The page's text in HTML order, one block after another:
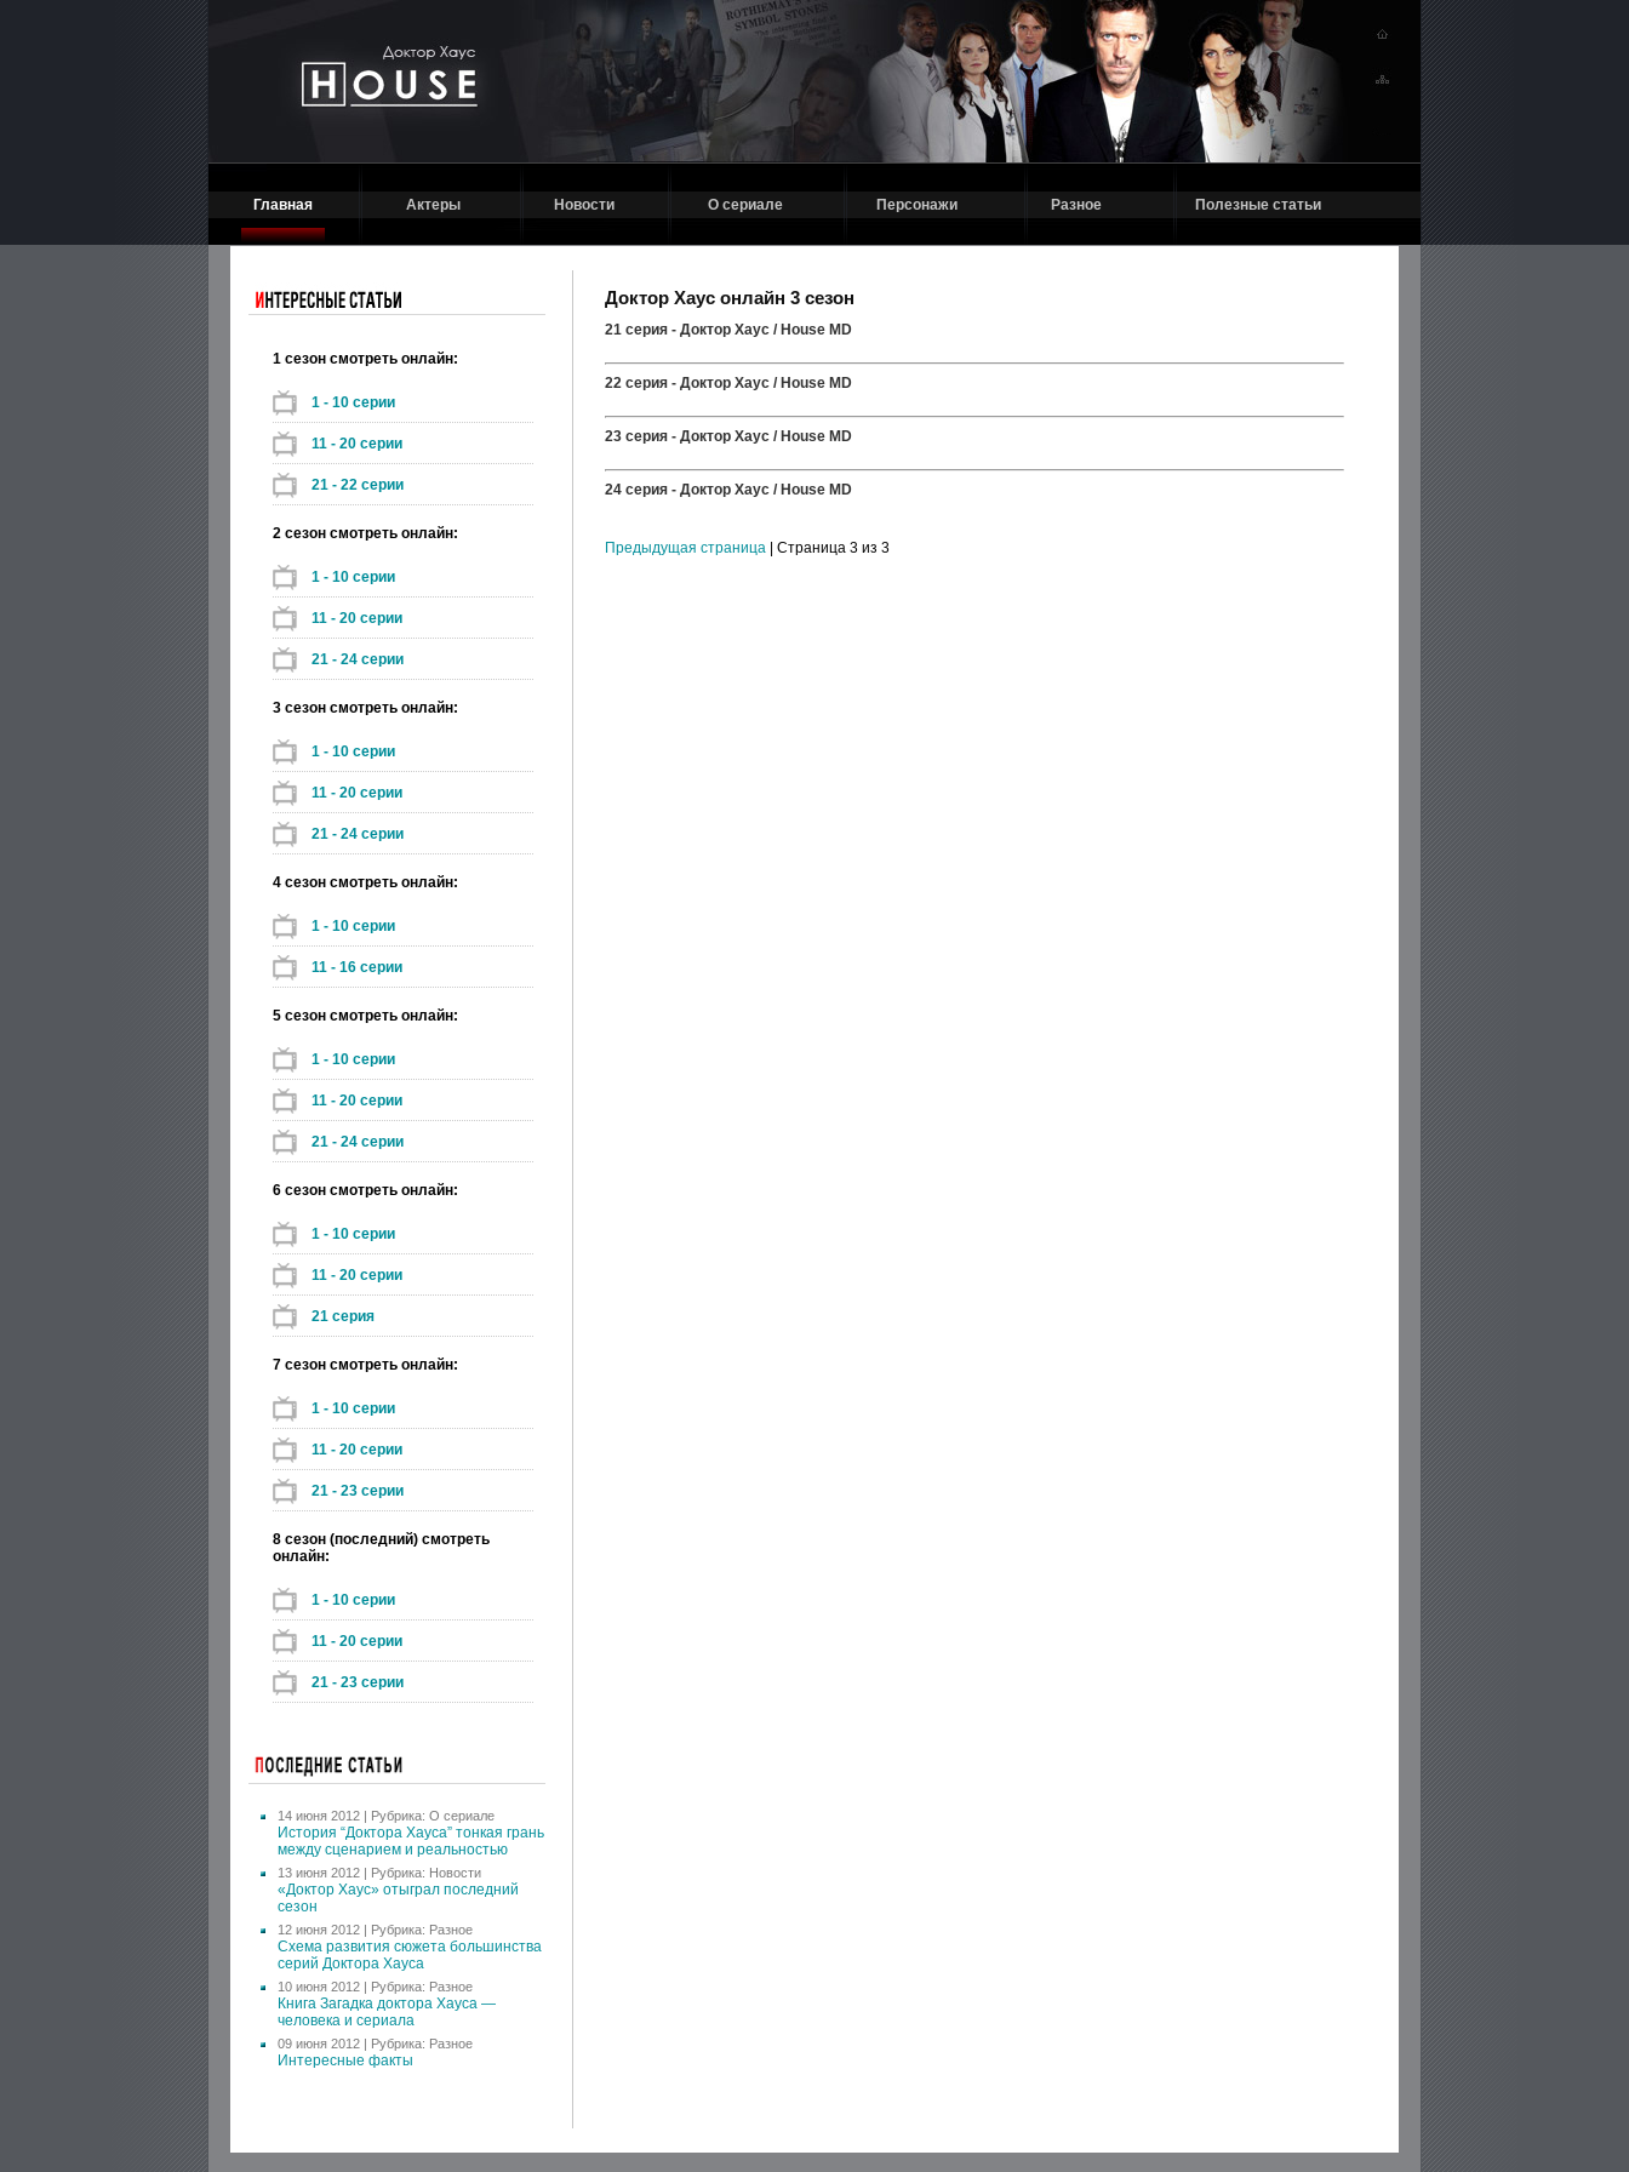
Главная Актеры Новости О сериале Персонажи Разное Полезные статьи
1 сезон смотреть онлайн:
1 - 10 серии
11 - 20 серии
21 - 22 серии
2 сезон смотреть онлайн:
1 - 10 серии
11 - 20 серии
21 - 24 серии
3 сезон смотреть онлайн:
1 - 10 серии
11 - 20 серии
21 - 24 серии
4 сезон смотреть онлайн:
1 - 10 серии
11 - 16 серии
5 сезон смотреть онлайн:
1 - 10 серии
11 - 20 серии
21 - 24 серии
6 сезон смотреть онлайн:
1 - 10 серии
11 - 20 серии
21 серия
7 сезон смотреть онлайн:
1 - 10 серии
11 - 20 серии
21 - 23 серии
8 сезон (последний) смотреть
онлайн:
1 - 10 серии
11 - 20 серии
21 - 23 серии
14 июня 2012 | Рубрика: О сериале
История “Доктора Хауса” тонкая грань
между сценарием и реальностью
13 июня 2012 | Рубрика: Новости
«Доктор Хаус» отыграл последний
сезон
12 июня 2012 | Рубрика: Разное
Схема развития сюжета большинства
серий Доктора Хауса
10 июня 2012 | Рубрика: Разное
Книга Загадка доктора Хауса —
человека и сериала
09 июня 2012 | Рубрика: Разное
Интересные факты
Доктор Хаус онлайн 3 сезон
21 серия - Доктор Хаус / House MD
22 серия - Доктор Хаус / House MD
23 серия - Доктор Хаус / House MD
24 серия - Доктор Хаус / House MD
Предыдущая страница | Страница 3 из 3